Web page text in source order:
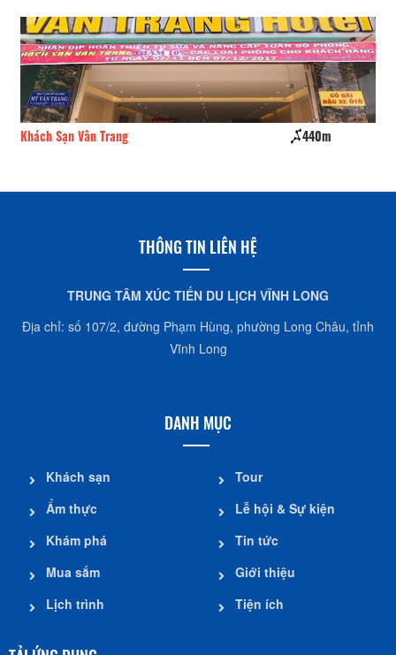
Khách Sạn Vân Trang 440m
THÔNG TIN LIÊN HỆ
TRUNG TÂM XÚC TIẾN DU LỊCH VĨNH LONG
Địa chỉ: số 107/2, đường Phạm Hùng, phường Long Châu, tỉnh
Vĩnh Long
DANH MỤC
Khách sạn
Ẩm thực
Khám phá
Mua sắm
Lịch trình
Tour
Lễ hội & Sự kiện
Tin tức
Giới thiệu
Tiện ích